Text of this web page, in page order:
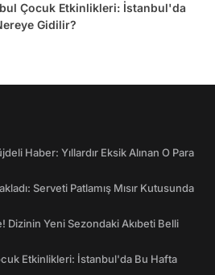
Çocuk Etkinlikleri: İstanbul'da
Gidilir?
Haber: Yıllardır Eksik Alınan O Para
Serveti Patlamış Mısır Kutusunda
Dizinin Yeni Sezondaki Akıbeti Belli
Etkinlikleri: İstanbul'da Bu Hafta